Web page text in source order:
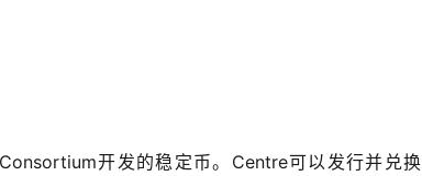
开发的稳定币。Centre可以发行并兑换